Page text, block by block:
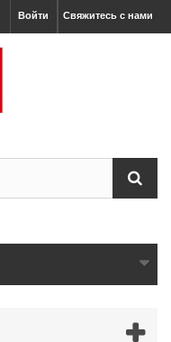
Свяжитесь с нами
Войти